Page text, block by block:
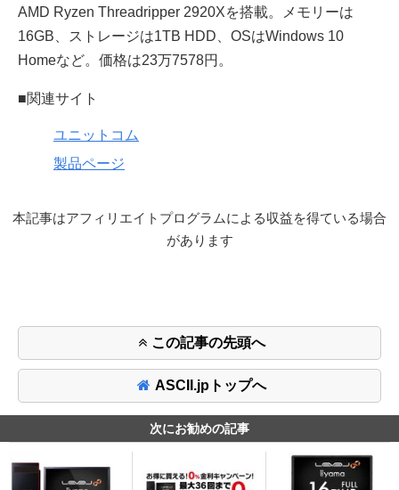
AMD Ryzen Threadripper 2920Xを搭載。メモリーは
16GB、ストレージは1TB HDD、OSはWindows 10
Homeなど。価格は23万7578円。
■関連サイト
ユニットコム
製品ページ
本記事はアフィリエイトプログラムによる収益を得ている場合
があります
この記事の先頭へ
ASCII.jpトップへ
次にお勧めの記事